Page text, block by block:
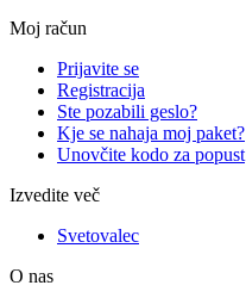
Moj račun
Prijavite se
Registracija
Ste pozabili geslo?
Kje se nahaja moj paket?
Unovčite kodo za popust
Izvedite več
Svetovalec
O nas